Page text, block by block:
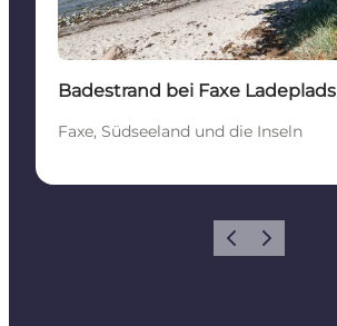
Badestrand bei Faxe Ladeplads
Faxe, Südseeland und die Inseln
ZurückWeiter